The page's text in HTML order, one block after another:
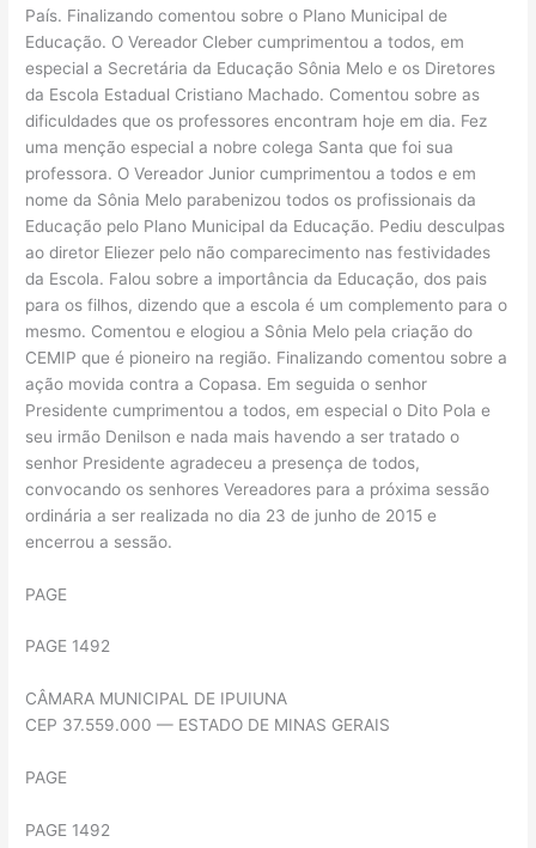
País. Finalizando comentou sobre o Plano Municipal de
Educação. O Vereador Cleber cumprimentou a todos, em
especial a Secretária da Educação Sônia Melo e os Diretores
da Escola Estadual Cristiano Machado. Comentou sobre as
dificuldades que os professores encontram hoje em dia. Fez
uma menção especial a nobre colega Santa que foi sua
professora. O Vereador Junior cumprimentou a todos e em
nome da Sônia Melo parabenizou todos os profissionais da
Educação pelo Plano Municipal da Educação. Pediu desculpas
ao diretor Eliezer pelo não comparecimento nas festividades
da Escola. Falou sobre a importância da Educação, dos pais
para os filhos, dizendo que a escola é um complemento para o
mesmo. Comentou e elogiou a Sônia Melo pela criação do
CEMIP que é pioneiro na região. Finalizando comentou sobre a
ação movida contra a Copasa. Em seguida o senhor
Presidente cumprimentou a todos, em especial o Dito Pola e
seu irmão Denilson e nada mais havendo a ser tratado o
senhor Presidente agradeceu a presença de todos,
convocando os senhores Vereadores para a próxima sessão
ordinária a ser realizada no dia 23 de junho de 2015 e
encerrou a sessão.
PAGE
PAGE 1492
CÂMARA MUNICIPAL DE IPUIUNA
CEP 37.559.000 — ESTADO DE MINAS GERAIS
PAGE
PAGE 1492